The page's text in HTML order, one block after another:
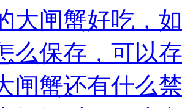
大闸蟹好吃，
么保存，可以
闸蟹还有什么